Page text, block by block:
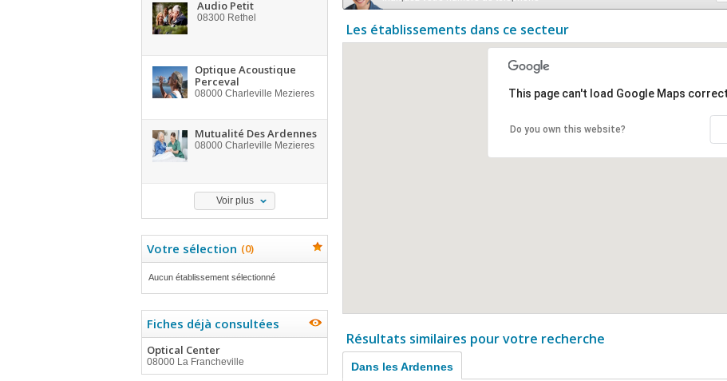
Audio Petit
08300 Rethel
Optique Acoustique
Perceval
08000 Charleville Mezieres
Mutualité Des Ardennes
08000 Charleville Mezieres
Voir plus
Votre sélection (0)
Aucun établissement sélectionné
Fiches déjà consultées
Optical Center
08000 La Francheville
Les établissements dans ce secteur
This page can't load Google Maps
Do you own this website?
Résultats similaires pour votre recherche
Dans les Ardennes